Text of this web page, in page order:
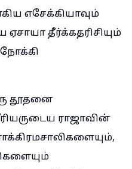
எசேக்கியாவும்
தீர்க்கதரிசியும்
நோக்கி
தூதனை
ராஜாவின்